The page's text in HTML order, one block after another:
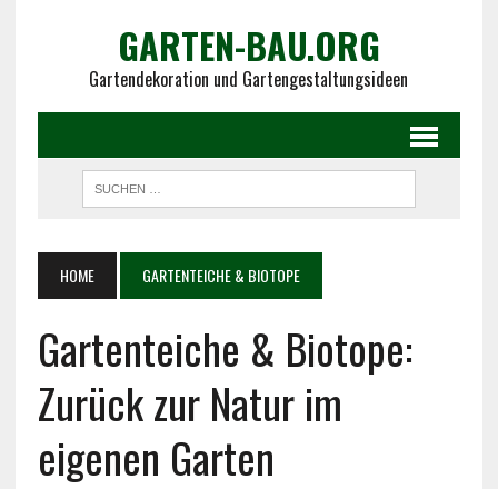
GARTEN-BAU.ORG
Gartendekoration und Gartengestaltungsideen
HOME GARTENTEICHE & BIOTOPE
Gartenteiche & Biotope:
Zurück zur Natur im
eigenen Garten